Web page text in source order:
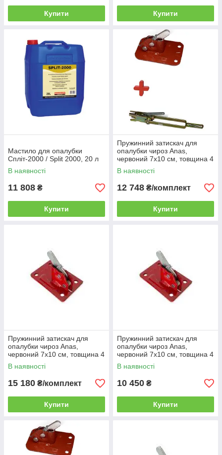
Купити Купити
Мастило для опалубки
Спліт-2000 / Split 2000, 20 л
В наявності
11 808 ₴
Купити
Пружинний затискач для
опалубки чироз Anas,
червоний 7х10 см, товщина 4
мм, 100 шт. + притискний
ключ
В наявності
12 748 ₴/комплект
Купити
Пружинний затискач для
опалубки чироз Anas,
червоний 7х10 см, товщина 4
мм, 150 шт,
В наявності
15 180 ₴/комплект
Купити
Пружинний затискач для
опалубки чироз Anas,
червоний 7х10 см, товщина 4
мм, 100 шт
В наявності
10 450 ₴
Купити